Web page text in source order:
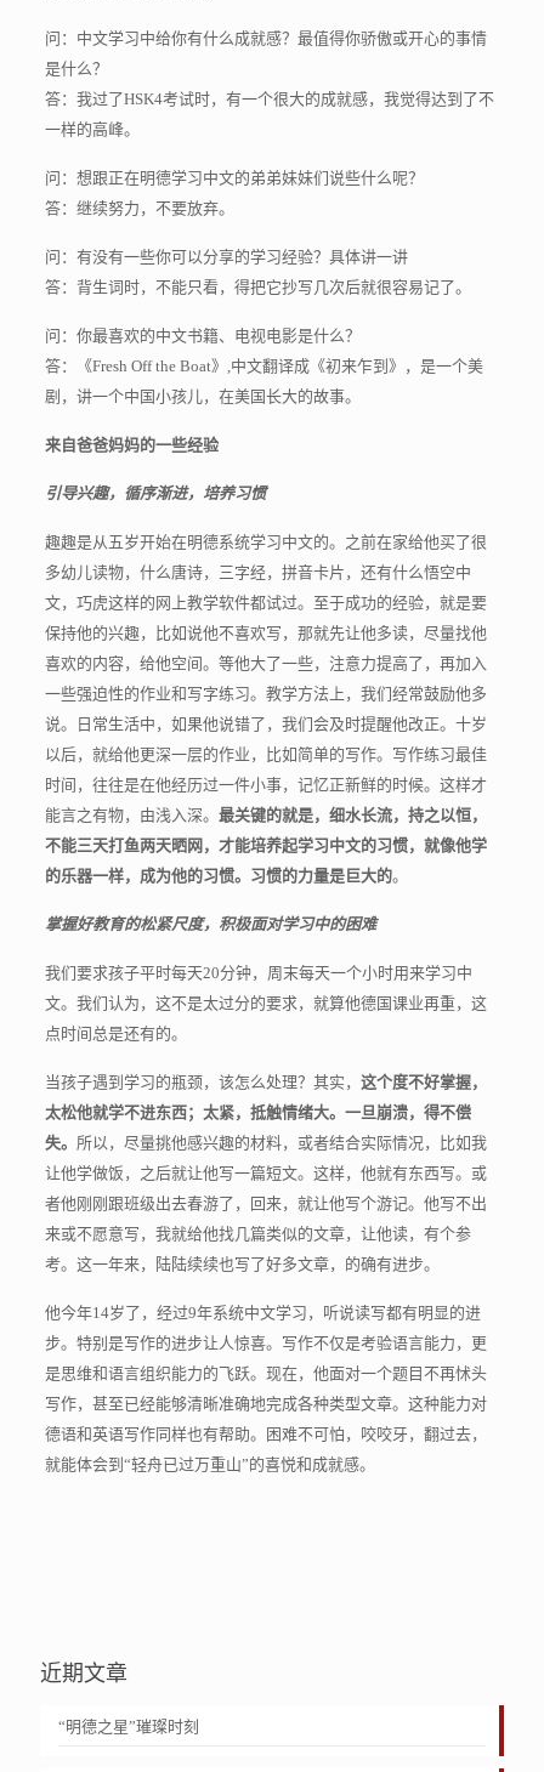
问：中文学习中给你有什么成就感？最值得你骄傲或开心的事情
是什么？
答：我过了HSK4考试时，有一个很大的成就感，我觉得达到了不
一样的高峰。
问：想跟正在明德学习中文的弟弟妹妹们说些什么呢？
答：继续努力，不要放弃。
问：有没有一些你可以分享的学习经验？具体讲一讲
答：背生词时，不能只看，得把它抄写几次后就很容易记了。
问：你最喜欢的中文书籍、电视电影是什么？
答：《Fresh Off the Boat》,中文翻译成《初来乍到》，是一个美
剧，讲一个中国小孩儿，在美国长大的故事。
来自爸爸妈妈的一些经验
引导兴趣，循序渐进，培养习惯
趣趣是从五岁开始在明德系统学习中文的。之前在家给他买了很
多幼儿读物，什么唐诗，三字经，拼音卡片，还有什么悟空中
文，巧虎这样的网上教学软件都试过。至于成功的经验，就是要
保持他的兴趣，比如说他不喜欢写，那就先让他多读，尽量找他
喜欢的内容，给他空间。等他大了一些，注意力提高了，再加入
一些强迫性的作业和写字练习。教学方法上，我们经常鼓励他多
说。日常生活中，如果他说错了，我们会及时提醒他改正。十岁
以后，就给他更深一层的作业，比如简单的写作。写作练习最佳
时间，往往是在他经历过一件小事，记忆正新鲜的时候。这样才
能言之有物，由浅入深。 最关键的就是，细水长流，持之以恒，
不能三天打鱼两天晒网，才能培养起学习中文的习惯，就像他学
的乐器一样，成为他的习惯。习惯的力量是巨大的。
掌握好教育的松紧尺度，积极面对学习中的困难
我们要求孩子平时每天20分钟，周末每天一个小时用来学习中
文。我们认为，这不是太过分的要求，就算他德国课业再重，这
点时间总是还有的。
当孩子遇到学习的瓶颈，该怎么处理？其实， 这个度不好掌握，
太松他就学不进东西；太紧，抵触情绪大。一旦崩溃，得不偿
失。 所以，尽量挑他感兴趣的材料，或者结合实际情况，比如我
让他学做饭，之后就让他写一篇短文。这样，他就有东西写。或
者他刚刚跟班级出去春游了，回来，就让他写个游记。他写不出
来或不愿意写，我就给他找几篇类似的文章，让他读，有个参
考。这一年来，陆陆续续也写了好多文章，的确有进步。
他今年14岁了，经过9年系统中文学习，听说读写都有明显的进
步。特别是写作的进步让人惊喜。写作不仅是考验语言能力，更
是思维和语言组织能力的飞跃。现在，他面对一个题目不再怵头
写作，甚至已经能够清晰准确地完成各种类型文章。这种能力对
德语和英语写作同样也有帮助。困难不可怕，咬咬牙，翻过去，
就能体会到“轻舟已过万重山”的喜悦和成就感。
近期文章
“明德之星”璀璨时刻